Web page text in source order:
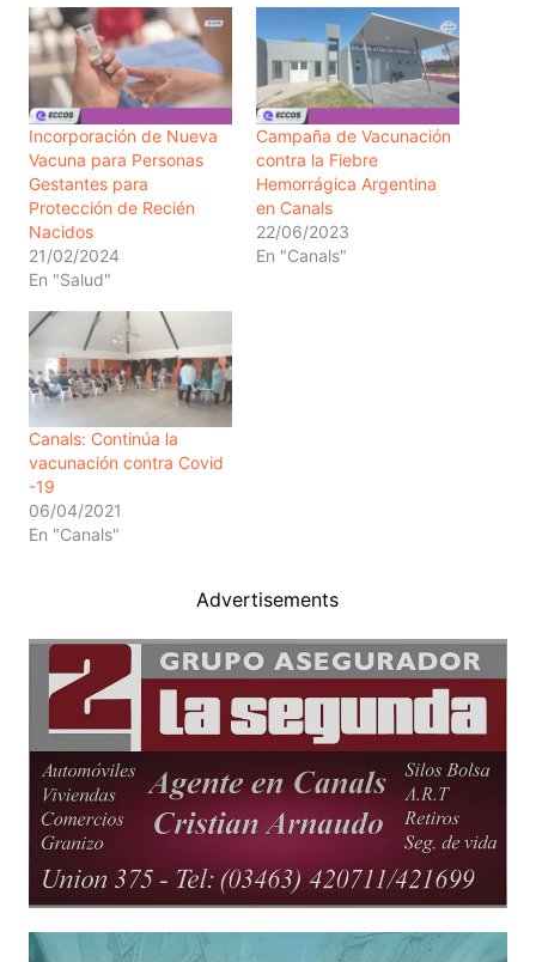
Incorporación de Nueva
Vacuna para Personas
Gestantes para
Protección de Recién
Nacidos
21/02/2024
En "Salud"
Campaña de Vacunación
contra la Fiebre
Hemorrágica Argentina
en Canals
22/06/2023
En "Canals"
Canals: Continúa la
vacunación contra Covid
-19
06/04/2021
En "Canals"
Advertisements